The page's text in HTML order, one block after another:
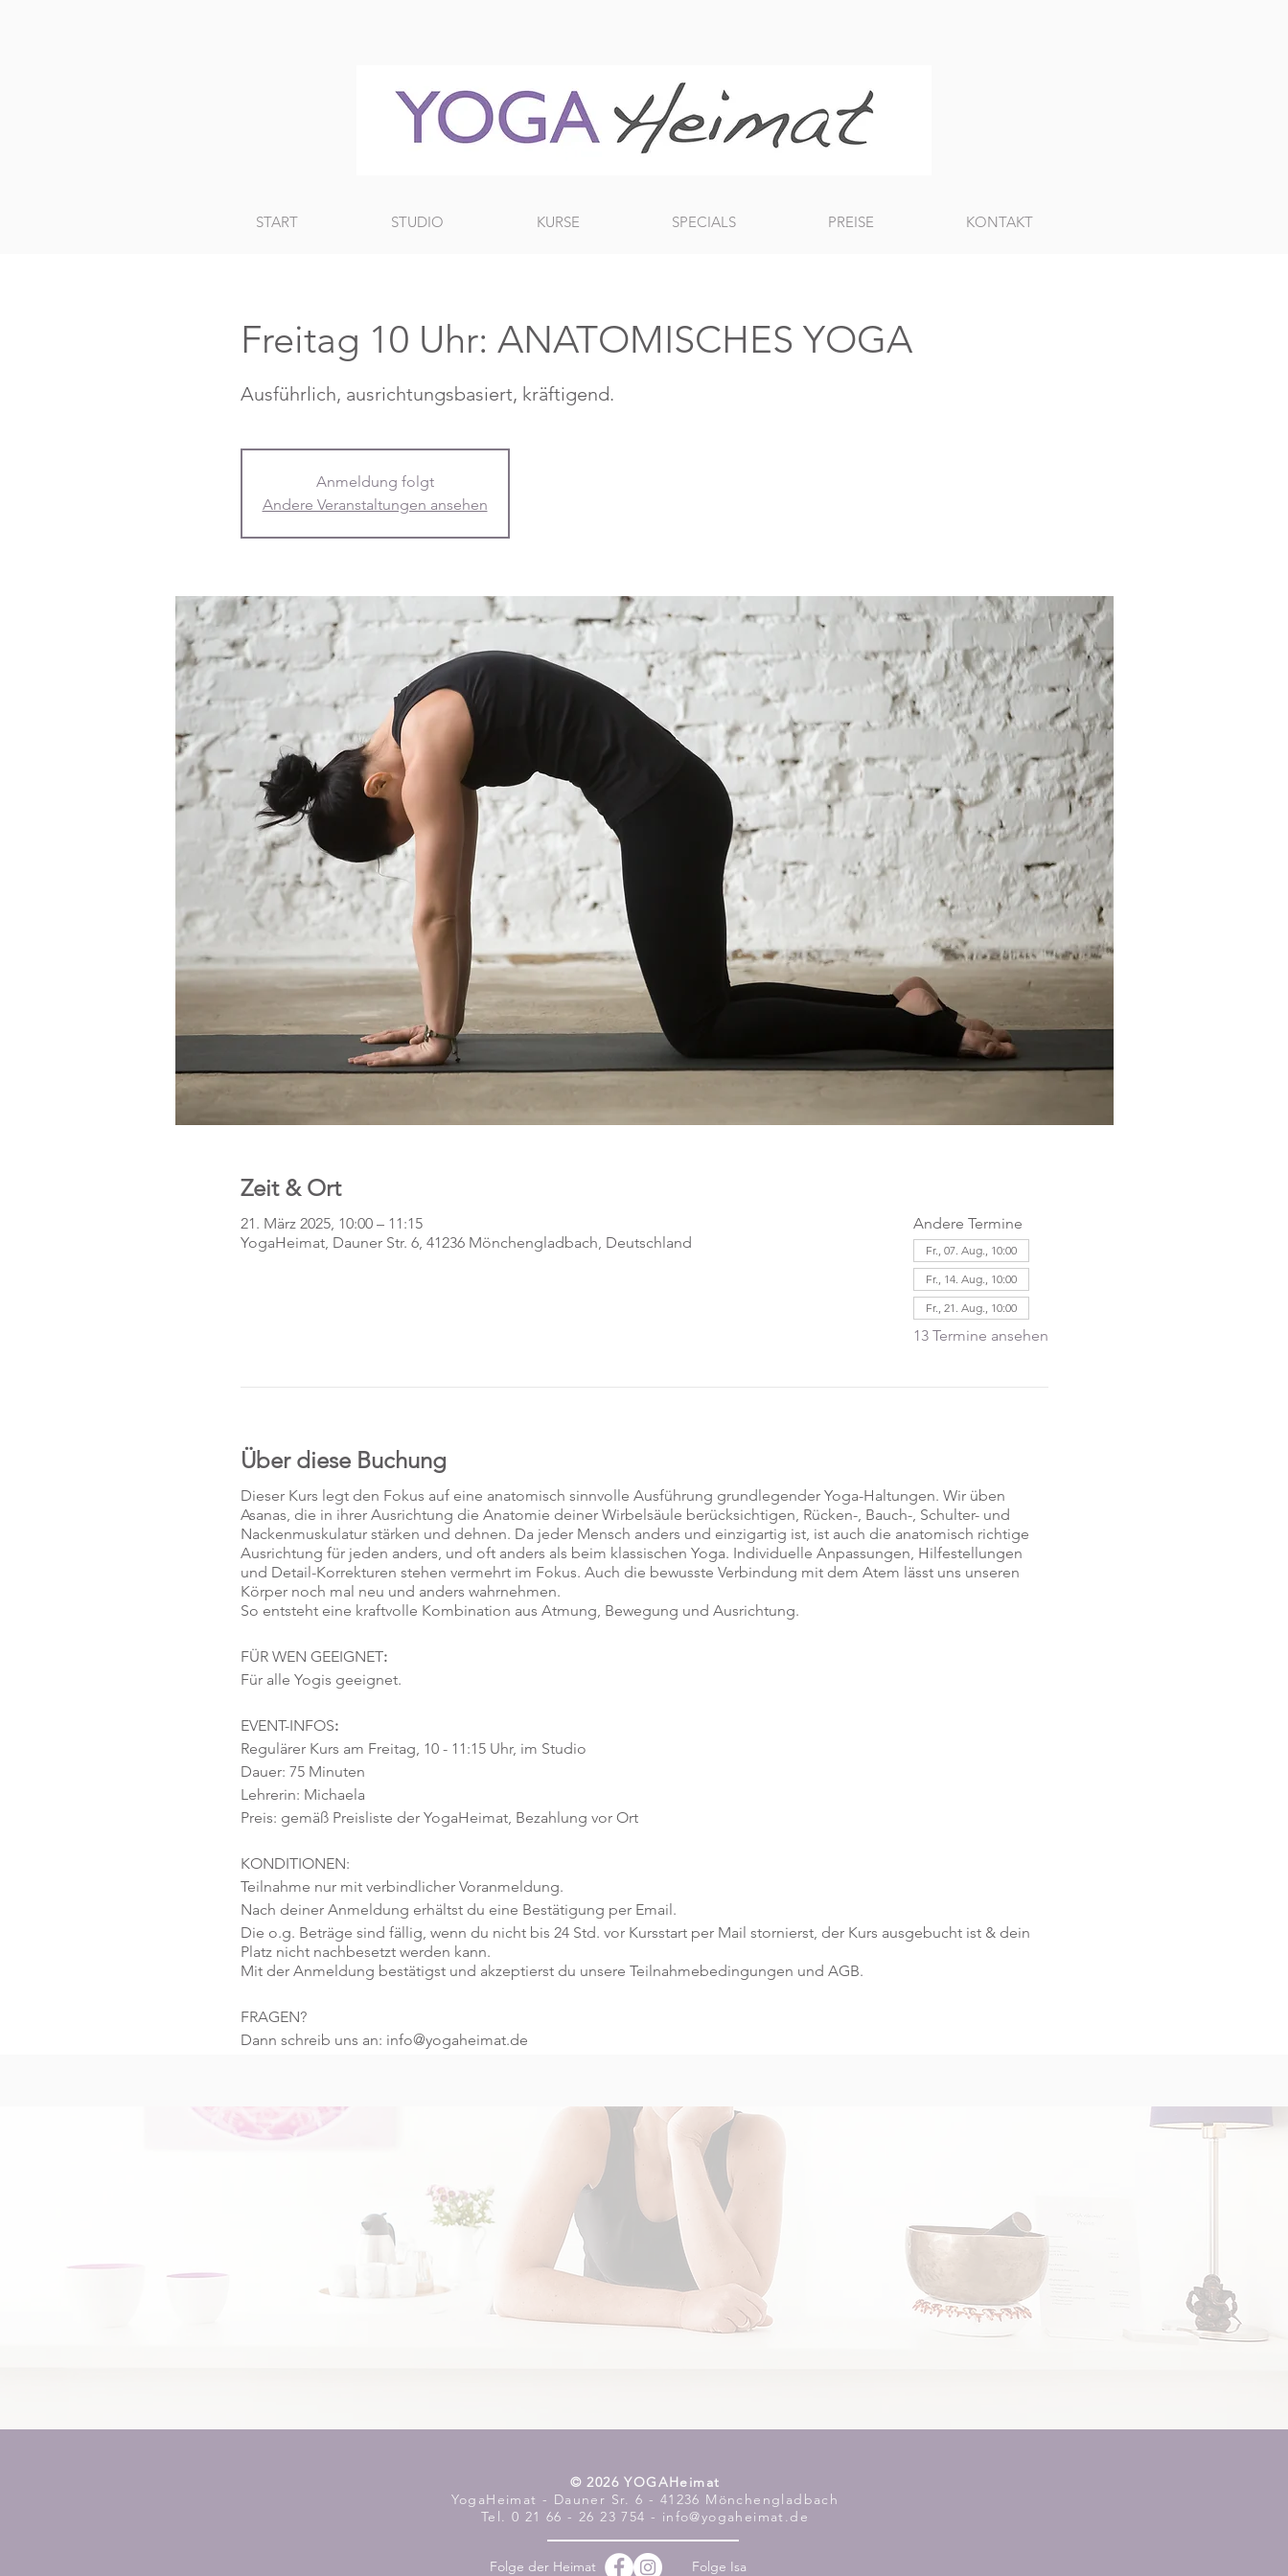
START STUDIO KURSE SPECIALS PREISE KONTAKT
Freitag 10 Uhr: ANATOMISCHES YOGA
Anmeldung folgt
Andere Veranstaltungen ansehen
Zeit & Ort
21. März 2025, 10:00 – 11:15
YogaHeimat, Dauner Str. 6, 41236 Mönchengladbach, Deutschland
Andere Termine
Fr., 07. Aug., 10:00
Fr., 14. Aug., 10:00
Fr., 21. Aug., 10:00
13 Termine ansehen
Über diese Buchung
Dieser Kurs legt den Fokus auf eine anatomisch sinnvolle Ausführung grundlegender Yoga-Haltungen. Wir üben
Asanas, die in ihrer Ausrichtung die Anatomie deiner Wirbelsäule berücksichtigen, Rücken-, Bauch-, Schulter- und
Nackenmuskulatur stärken und dehnen. Da jeder Mensch anders und einzigartig ist, ist auch die anatomisch richtige
Ausrichtung für jeden anders, und oft anders als beim klassischen Yoga. Individuelle Anpassungen, Hilfestellungen
und Detail-Korrekturen stehen vermehrt im Fokus. Auch die bewusste Verbindung mit dem Atem lässt uns unseren
Körper noch mal neu und anders wahrnehmen.
So entsteht eine kraftvolle Kombination aus Atmung, Bewegung und Ausrichtung.
FÜR WEN GEEIGNET:
Für alle Yogis geeignet.
EVENT-INFOS:
Regulärer Kurs am Freitag, 10 - 11:15 Uhr, im Studio
Dauer: 75 Minuten
Lehrerin: Michaela
Preis: gemäß Preisliste der YogaHeimat, Bezahlung vor Ort
KONDITIONEN:
Teilnahme nur mit verbindlicher Voranmeldung.
Nach deiner Anmeldung erhältst du eine Bestätigung per Email.
Die o.g. Beträge sind fällig, wenn du nicht bis 24 Std. vor Kursstart per Mail stornierst, der Kurs ausgebucht ist & dein
Platz nicht nachbesetzt werden kann.
Mit der Anmeldung bestätigst und akzeptierst du unsere Teilnahmebedingungen und AGB.
FRAGEN?
Dann schreib uns an: info@yogaheimat.de
​© 2026 YOGAHeimat
YogaHeimat - Dauner Sr. 6 - 41236 Mönchengladbach
Tel. 0 21 66 - 26 23 754 - info@yogaheimat.de
Folge der Heimat Folge Isa